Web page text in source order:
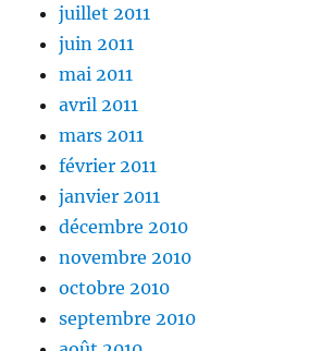
juillet 2011
juin 2011
mai 2011
avril 2011
mars 2011
février 2011
janvier 2011
décembre 2010
novembre 2010
octobre 2010
septembre 2010